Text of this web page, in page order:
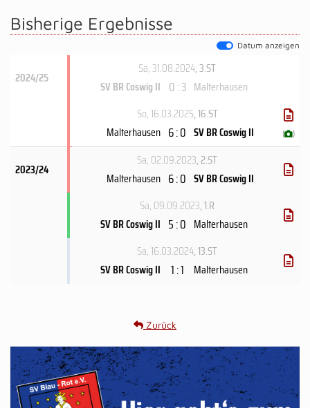
Bisherige Ergebnisse
Datum anzeigen
2024/25
Sa, 31.08.2024, 3.ST
SV BR Coswig II 0 : 3 Malterhausen
So, 16.03.2025, 16.ST
Malterhausen 6 : 0 SV BR Coswig II ( )
2023/24
Sa, 02.09.2023, 2.ST
Malterhausen 6 : 0 SV BR Coswig II
Sa, 09.09.2023, 1.R
SV BR Coswig II 5 : 0 Malterhausen
Sa, 16.03.2024, 13.ST
SV BR Coswig II
1 : 1 Malterhausen
Zurück